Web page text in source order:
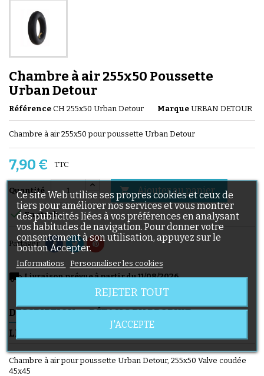
Chambre à air 255x50 Poussette
Urban Detour
Référence CH 255x50 Urban Detour Marque URBAN DETOUR
Chambre à air 255x50 pour poussette Urban Detour
7,90 € TTC
Quantité  Ajouter au panier
En stock
Partager
local_shippingLivraison prévue à partir du 11/08/2026
DESCRIPTION
DÉTAILS DU PRODUIT
LIVRAISON
Chambre à air pour poussette Urban Detour, 255x50 Valve coudée
45x45
Ce site Web utilise ses propres cookies et ceux de
tiers pour améliorer nos services et vous montrer
des publicités liées à vos préférences en analysant
vos habitudes de navigation. Pour donner votre
consentement à son utilisation, appuyez sur le
bouton Accepter.
Informations Personnaliser les cookies
REJETER TOUT
J'ACCEPTE